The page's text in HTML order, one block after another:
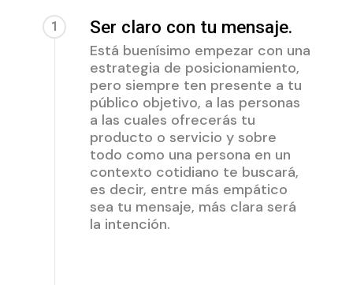
1 Ser claro con tu mensaje.
Está buenísimo empezar con una
estrategia de posicionamiento,
pero siempre ten presente a tu
público objetivo, a las personas
a las cuales ofrecerás tu
producto o servicio y sobre
todo como una persona en un
contexto cotidiano te buscará,
es decir, entre más empático
sea tu mensaje, más clara será
la intención.